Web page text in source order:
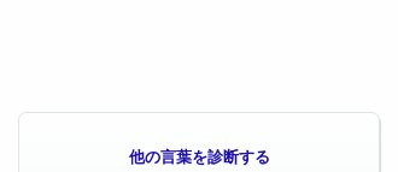
他の言葉を診断する